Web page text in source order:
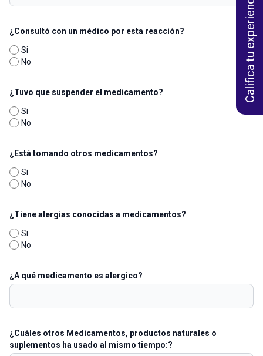
¿Consultó con un médico por esta reacción?
Si
No
¿Tuvo que suspender el medicamento?
Si
No
¿Está tomando otros medicamentos?
Si
No
¿Tiene alergias conocidas a medicamentos?
Si
No
¿A qué medicamento es alergico?
¿Cuáles otros Medicamentos, productos naturales o
suplementos ha usado al mismo tiempo:?
Califica tu experiencia